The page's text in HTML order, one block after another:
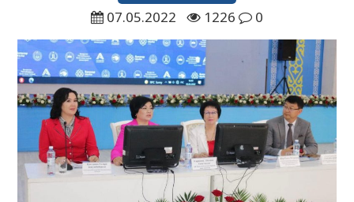
07.05.2022
1226 0